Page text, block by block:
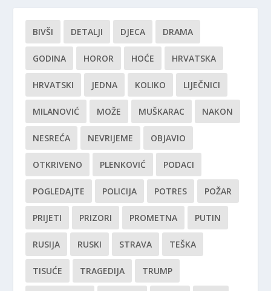
BIVŠI DETALJI DJECA DRAMA
GODINA HOROR HOĆE HRVATSKA
HRVATSKI JEDNA KOLIKO LIJEČNICI
MILANOVIĆ MOŽE MUŠKARAC NAKON
NESREĆA NEVRIJEME OBJAVIO
OTKRIVENO PLENKOVIĆ PODACI
POGLEDAJTE POLICIJA POTRES POŽAR
PRIJETI PRIZORI PROMETNA PUTIN
RUSIJA RUSKI STRAVA TEŠKA
TISUĆE TRAGEDIJA TRUMP